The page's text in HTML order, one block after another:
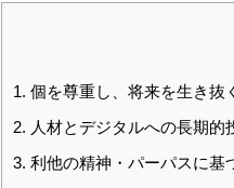
1. 個を尊重し、将来を生き抜
2. 人材とデジタルへの長期
3. 利他の精神・パーパスに基